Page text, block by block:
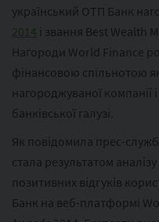
український ОТП Банк
2014 і звання Best Wealth
Нагороди World Finance
фінансовою спільнотою
нагороджуваної компанії
банківської галузі.
Як повідомила прес-
стала результатом аналізу
позитивних відгуків
Банк на веб-платформі